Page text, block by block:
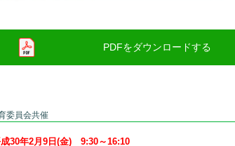
委員会共催
30年2月9日(金) 9:30～16:10